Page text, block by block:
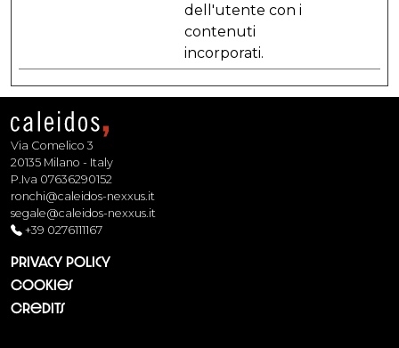
dell'utente con i
contenuti
incorporati.
Via Comelico 3
20135 Milano - Italy
P.Iva 07636290152
ronchi@caleidos-nexxus.it
segale@caleidos-nexxus.it
+39 0276111167
Privacy Policy
Cookies
Credits